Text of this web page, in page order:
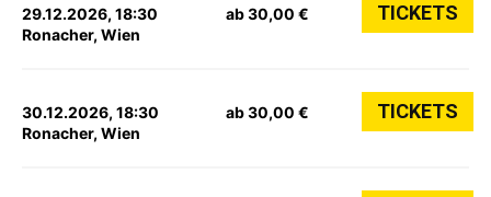
29.12.2026, 18:30
Ronacher, Wien
ab 30,00 € TICKETS
30.12.2026, 18:30
Ronacher, Wien
ab 30,00 € TICKETS